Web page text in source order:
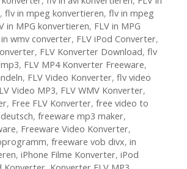
, flv in mpeg konvertieren, flv in mpeg
in MPG konvertieren, FLV in MPG
wmv converter, FLV iPod Converter,
, FLV Konverter Download, flv
, FLV MP4 Konverter Freeware,
, FLV Video Konverter, flv video
Video MP3, FLV WMV Konverter,
, Free FLV Konverter, free video to
, freeware mp3 maker,
, Freeware Video Konverter,
, freeware vob divx, in
, iPhone Filme Konverter, iPod